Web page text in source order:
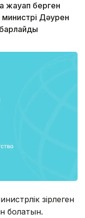
жауап берген
Дәурен
әзірлеген
болатын.